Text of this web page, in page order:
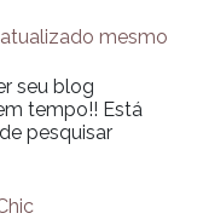
mesmo
seu blog
tempo!! Está
pesquisar